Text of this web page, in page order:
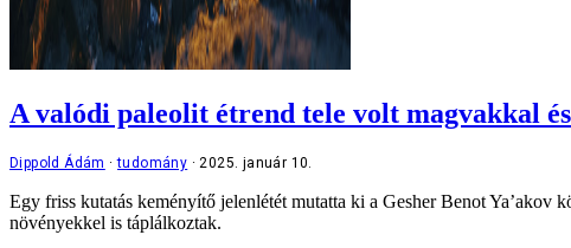
A valódi paleolit étrend tele volt magvakkal
Dippold Ádám tudomány 2025. január 10.
Egy friss kutatás keményítő jelenlétét mutatta ki a Gesher Benot Ya’akov
növényekkel is táplálkoztak.